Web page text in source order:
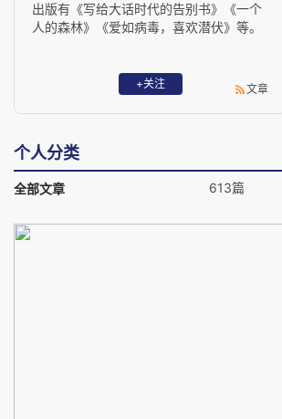
出版有《写给大话时代的告别书》《一个
人的森林》《爱如病毒，喜欢潜伏》等。
+关注 文章
个人分类
全部文章 613篇